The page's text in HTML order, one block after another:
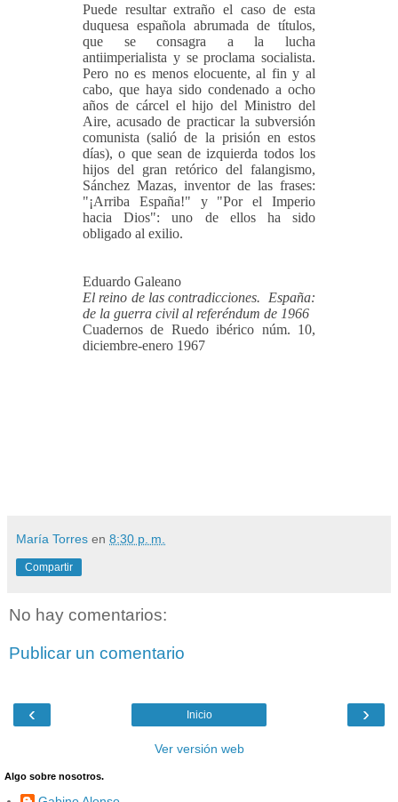
Puede resultar extraño el caso de esta
duquesa española abrumada de títulos,
que se consagra a la lucha
antiimperialista y se proclama socialista.
Pero no es menos elocuente, al fin y al
cabo, que haya sido condenado a ocho
años de cárcel el hijo del Ministro del
Aire, acusado de practicar la subversión
comunista (salió de la prisión en estos
días), o que sean de izquierda todos los
hijos del gran retórico del falangismo,
Sánchez Mazas, inventor de las frases:
"¡Arriba España!" y "Por el Imperio
hacia Dios": uno de ellos ha sido
obligado al exilio.
Eduardo Galeano
El reino de las contradicciones. España:
de la guerra civil al referéndum de 1966
Cuadernos de Ruedo ibérico núm. 10,
diciembre-enero 1967
María Torres en 8:30 p. m.
Compartir
No hay comentarios:
Publicar un comentario
‹ ›
Inicio
Ver versión web
Algo sobre nosotros.